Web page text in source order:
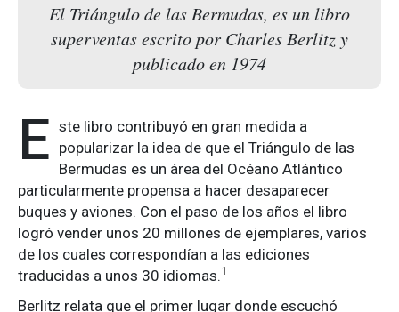
El Triángulo de las Bermudas, es un libro
superventas escrito por Charles Berlitz y
publicado en 1974
E ste libro contribuyó en gran medida a
popularizar la idea de que el Triángulo de las
Bermudas es un área del Océano Atlántico
particularmente propensa a hacer desaparecer
buques y aviones. Con el paso de los años el libro
logró vender unos 20 millones de ejemplares, varios
de los cuales correspondían a las ediciones
traducidas a unos 30 idiomas. 1
Berlitz relata que el primer lugar donde escuchó